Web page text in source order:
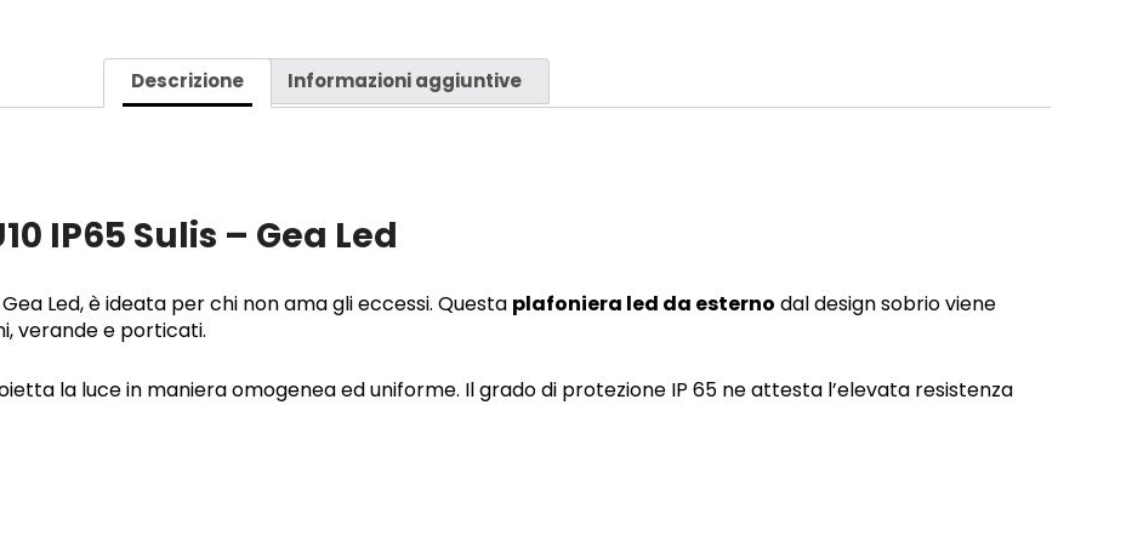
Descrizione Informazioni aggiuntive
IP65 Sulis – Gea Led
Led, è ideata per chi non ama gli eccessi. Questa plafoniera led da esterno dal design sobrio viene
verande e porticati.
la luce in maniera omogenea ed uniforme. Il grado di protezione IP 65 ne attesta l’elevata resistenza